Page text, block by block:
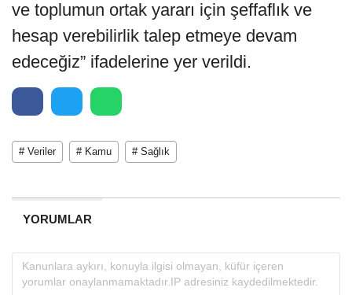
ve toplumun ortak yararı için şeffaflık ve
hesap verebilirlik talep etmeye devam
edeceğiz” ifadelerine yer verildi.
# Veriler # Kamu # Sağlık
YORUMLAR